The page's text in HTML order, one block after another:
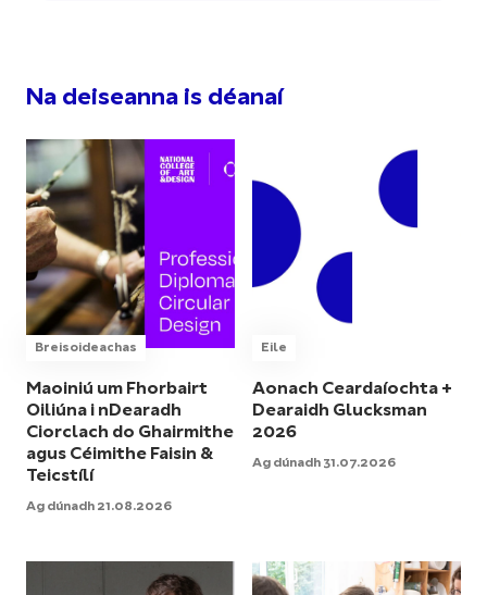
Na deiseanna is déanaí
Breisoideachas
Maoiniú um Fhorbairt
Oiliúna i nDearadh
Ciorclach do Ghairmithe
agus Céimithe Faisin &
Teicstílí
Ag dúnadh 21.08.2026
Eile
Aonach Ceardaíochta +
Dearaidh Glucksman
2026
Ag dúnadh 31.07.2026